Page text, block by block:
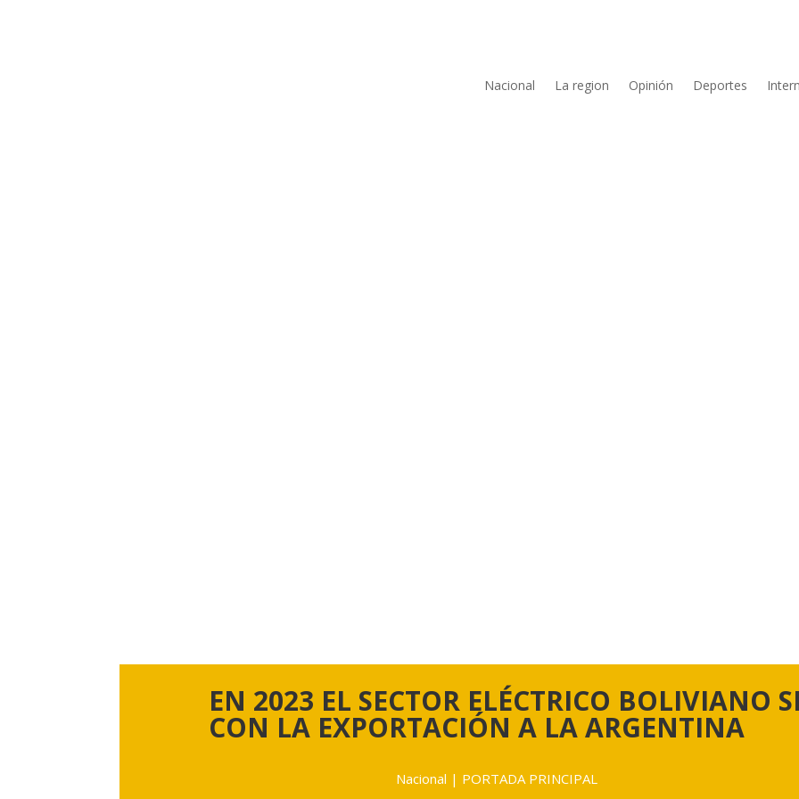
Nacional La region Opinión Deportes
EN 2023 EL SECTOR ELÉCTRICO BOLIVIANO
CON LA EXPORTACIÓN A LA ARGENTINA
Nacional | PORTADA PRINCIPAL